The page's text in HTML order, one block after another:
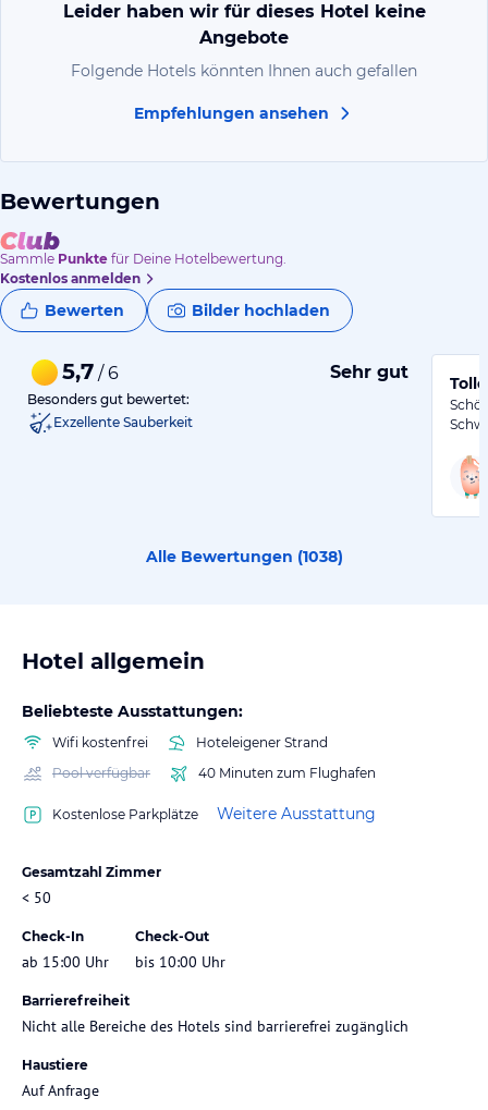
Leider haben wir für dieses Hotel keine
Angebote
Folgende Hotels könnten Ihnen auch gefallen
Empfehlungen ansehen
Bewertungen
Sammle Punkte für Deine Hotelbewertung.
Kostenlos anmelden
Bewerten Bilder hochladen
5,7 / 6 Sehr gut
Besonders gut bewertet:
Exzellente Sauberkeit
Alle Bewertungen (1038)
Hotel allgemein
Beliebteste Ausstattungen:
Wifi kostenfrei
Hoteleigener Strand
Pool verfügbar
40 Minuten zum Flughafen
Kostenlose Parkplätze Weitere Ausstattung
Gesamtzahl Zimmer
< 50
Check-In
ab 15:00 Uhr
Check-Out
bis 10:00 Uhr
Barrierefreiheit
Nicht alle Bereiche des Hotels sind barrierefrei zugänglich
Haustiere
Auf Anfrage